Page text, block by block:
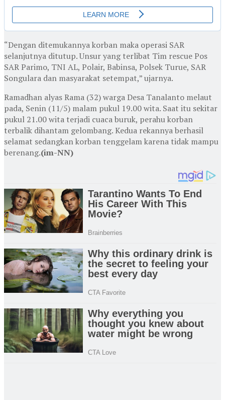
“Dengan ditemukannya korban maka operasi SAR
selanjutnya ditutup. Unsur yang terlibat Tim rescue Pos
SAR Parimo, TNI AL, Polair, Babinsa, Polsek Turue, SAR
Songulara dan masyarakat setempat,” ujarnya.
Ramadhan alyas Rama (32) warga Desa Tanalanto melaut
pada, Senin (11/5) malam pukul 19.00 wita. Saat itu sekitar
pukul 21.00 wita terjadi cuaca buruk, perahu korban
terbalik dihantam gelombang. Kedua rekannya berhasil
selamat sedangkan korban tenggelam karena tidak mampu
berenang.(im-NN)